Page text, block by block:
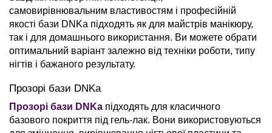
самовирівнювальним властивостям і професійній
якості бази DNKa підходять як для майстрів манікюру,
так і для домашнього використання. Ви можете обрати
оптимальний варіант залежно від техніки роботи, типу
нігтів і бажаного результату.
Прозорі бази DNKa
Прозорі бази DNKa підходять для класичного
базового покриття під гель-лак. Вони використовуються